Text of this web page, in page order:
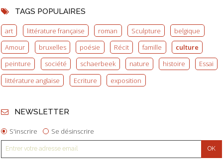
TAGS POPULAIRES
art littérature française roman Sculpture
belgique
Amour
bruxelles poésie Récit famille
culture
peinture
société schaerbeek nature histoire
Essai
littérature anglaise
Ecriture exposition
NEWSLETTER
S'inscrire Se désinscrire